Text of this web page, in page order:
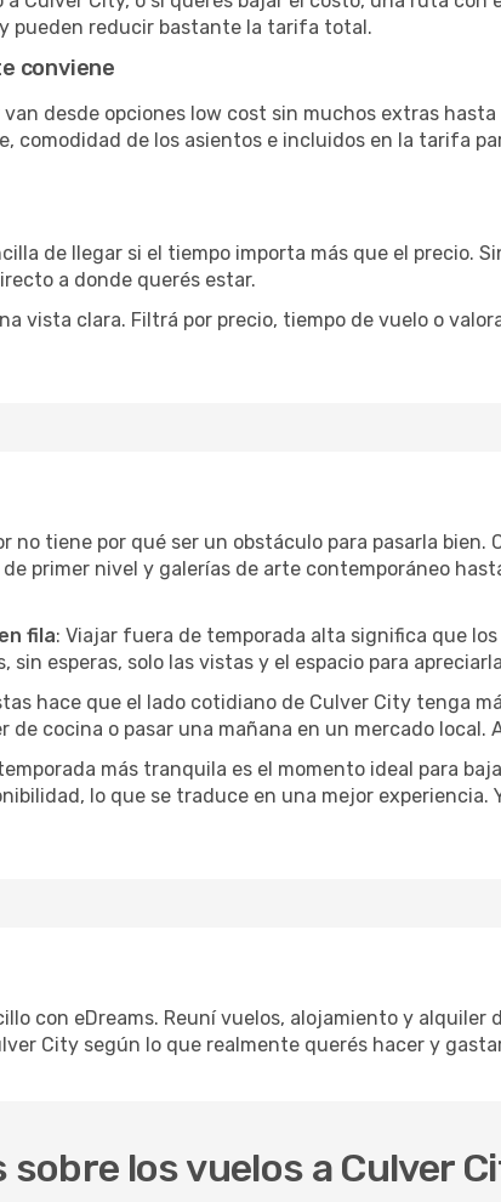
pueden reducir bastante la tarifa total.
conviene
desde opciones low cost sin muchos extras
comodidad de los asientos e incluidos en la tarifa
de llegar si el tiempo importa más que el precio.
a donde querés estar.
vista clara. Filtrá por precio, tiempo de vuelo o
no tiene por qué ser un obstáculo para pasarla
primer nivel y galerías de arte contemporáneo
fila: Viajar fuera de temporada alta significa que
esperas, solo las vistas y el espacio para
hace que el lado cotidiano de Culver City tenga
de cocina o pasar una mañana en un mercado
más tranquila es el momento ideal para
lo que se traduce en una mejor experiencia.
con eDreams. Reuní vuelos, alojamiento y
City según lo que realmente querés hacer y
los vuelos a Culver